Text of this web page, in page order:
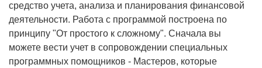
средство учета, анализа и планирования финансовой
деятельности. Работа с программой построена по
принципу "От простого к сложному". Сначала вы
можете вести учет в сопровождении специальных
программных помощников - Мастеров, которые